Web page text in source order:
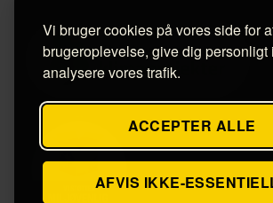
Vi bruger cookies på vores side for
brugeroplevelse, give dig personligt
analysere vores trafik.
ACCEPTER ALLE
AFVIS IKKE-